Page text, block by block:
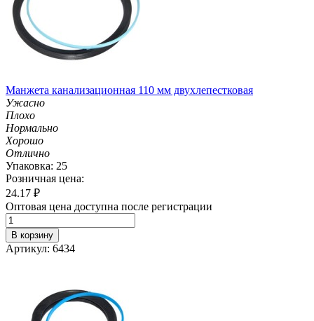
Манжета канализационная 110 мм двухлепестковая
Ужасно
Плохо
Нормально
Хорошо
Отлично
Упаковка: 25
Розничная цена:
24.17 ₽
Оптовая цена доступна после регистрации
В корзину
Артикул: 6434